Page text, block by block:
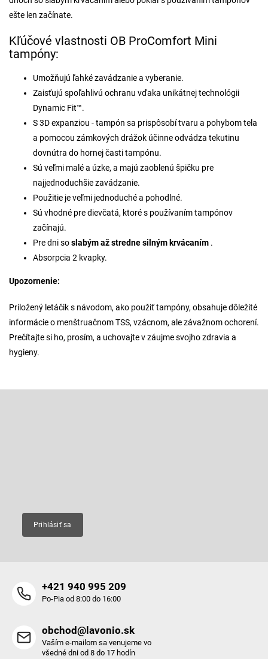
ešte len začínate.
Kľúčové vlastnosti OB ProComfort Mini
tampóny:
Umožňujú ľahké zavádzanie a vyberanie.
Zaisťujú spoľahlivú ochranu vďaka unikátnej technológii
Dynamic Fit™.
S 3D expanziou - tampón sa prispôsobí tvaru a pohybom tela
a pomocou zámkových drážok účinne odvádza tekutinu
dovnútra do hornej časti tampónu.
Sú veľmi malé a úzke, a majú zaoblenú špičku pre
najjednoduchšie zavádzanie.
Použitie je veľmi jednoduché a pohodlné.
Sú vhodné pre dievčatá, ktoré s používaním tampónov
začínajú.
Pre dni soslabým až stredne silným krvácaním .
Absorpcia 2 kvapky.
Upozornenie:
Priložený letáčik s návodom, ako použiť tampóny, obsahuje dôležité
informácie o menštruačnom TSS, vzácnom, ale závažnom ochorení.
Prečítajte si ho, prosím, a uchovajte v záujme svojho zdravia a
hygieny.
Prihlásiť sa
+421 940 995 209
Po-Pia od 8:00 do 16:00
obchod@lavonio.sk
Vaším e-mailom sa venujeme vo
všedné dni od 8 do 17 hodín